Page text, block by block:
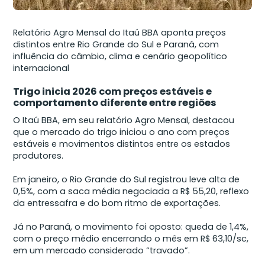
Relatório Agro Mensal do Itaú BBA aponta preços
distintos entre Rio Grande do Sul e Paraná, com
influência do câmbio, clima e cenário geopolítico
internacional
Trigo inicia 2026 com preços estáveis e
comportamento diferente entre regiões
O Itaú BBA, em seu relatório Agro Mensal, destacou
que o mercado do trigo iniciou o ano com preços
estáveis e movimentos distintos entre os estados
produtores.
Em janeiro, o Rio Grande do Sul registrou leve alta de
0,5%, com a saca média negociada a R$ 55,20, reflexo
da entressafra e do bom ritmo de exportações.
Já no Paraná, o movimento foi oposto: queda de 1,4%,
com o preço médio encerrando o mês em R$ 63,10/sc,
em um mercado considerado “travado”.